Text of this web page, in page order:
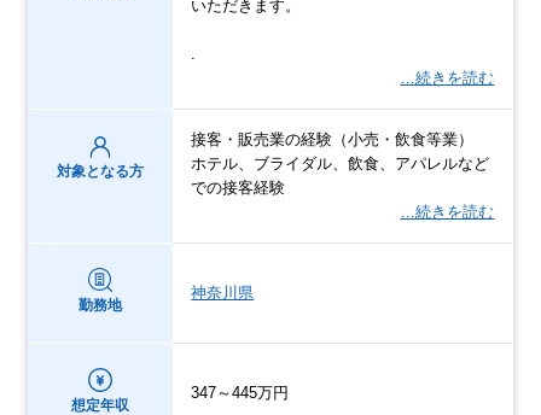
いただきます。
…続きを読む
対象となる方
接客・販売業の経験（小売・飲食等業）
ホテル、ブライダル、飲食、アパレルなど
での接客経験
…続きを読む
勤務地
神奈川県
想定年収
347～445万円